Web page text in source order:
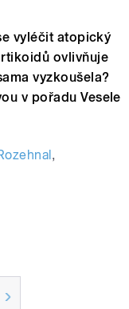
vyléčit atopický
ovlivňuje
vyzkoušela?
v pořadu Vesele
,